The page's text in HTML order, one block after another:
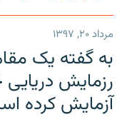
مرداد ۲۰, ۱۳۹۷
به گفته یک
رزمایش
آزمایش کرده